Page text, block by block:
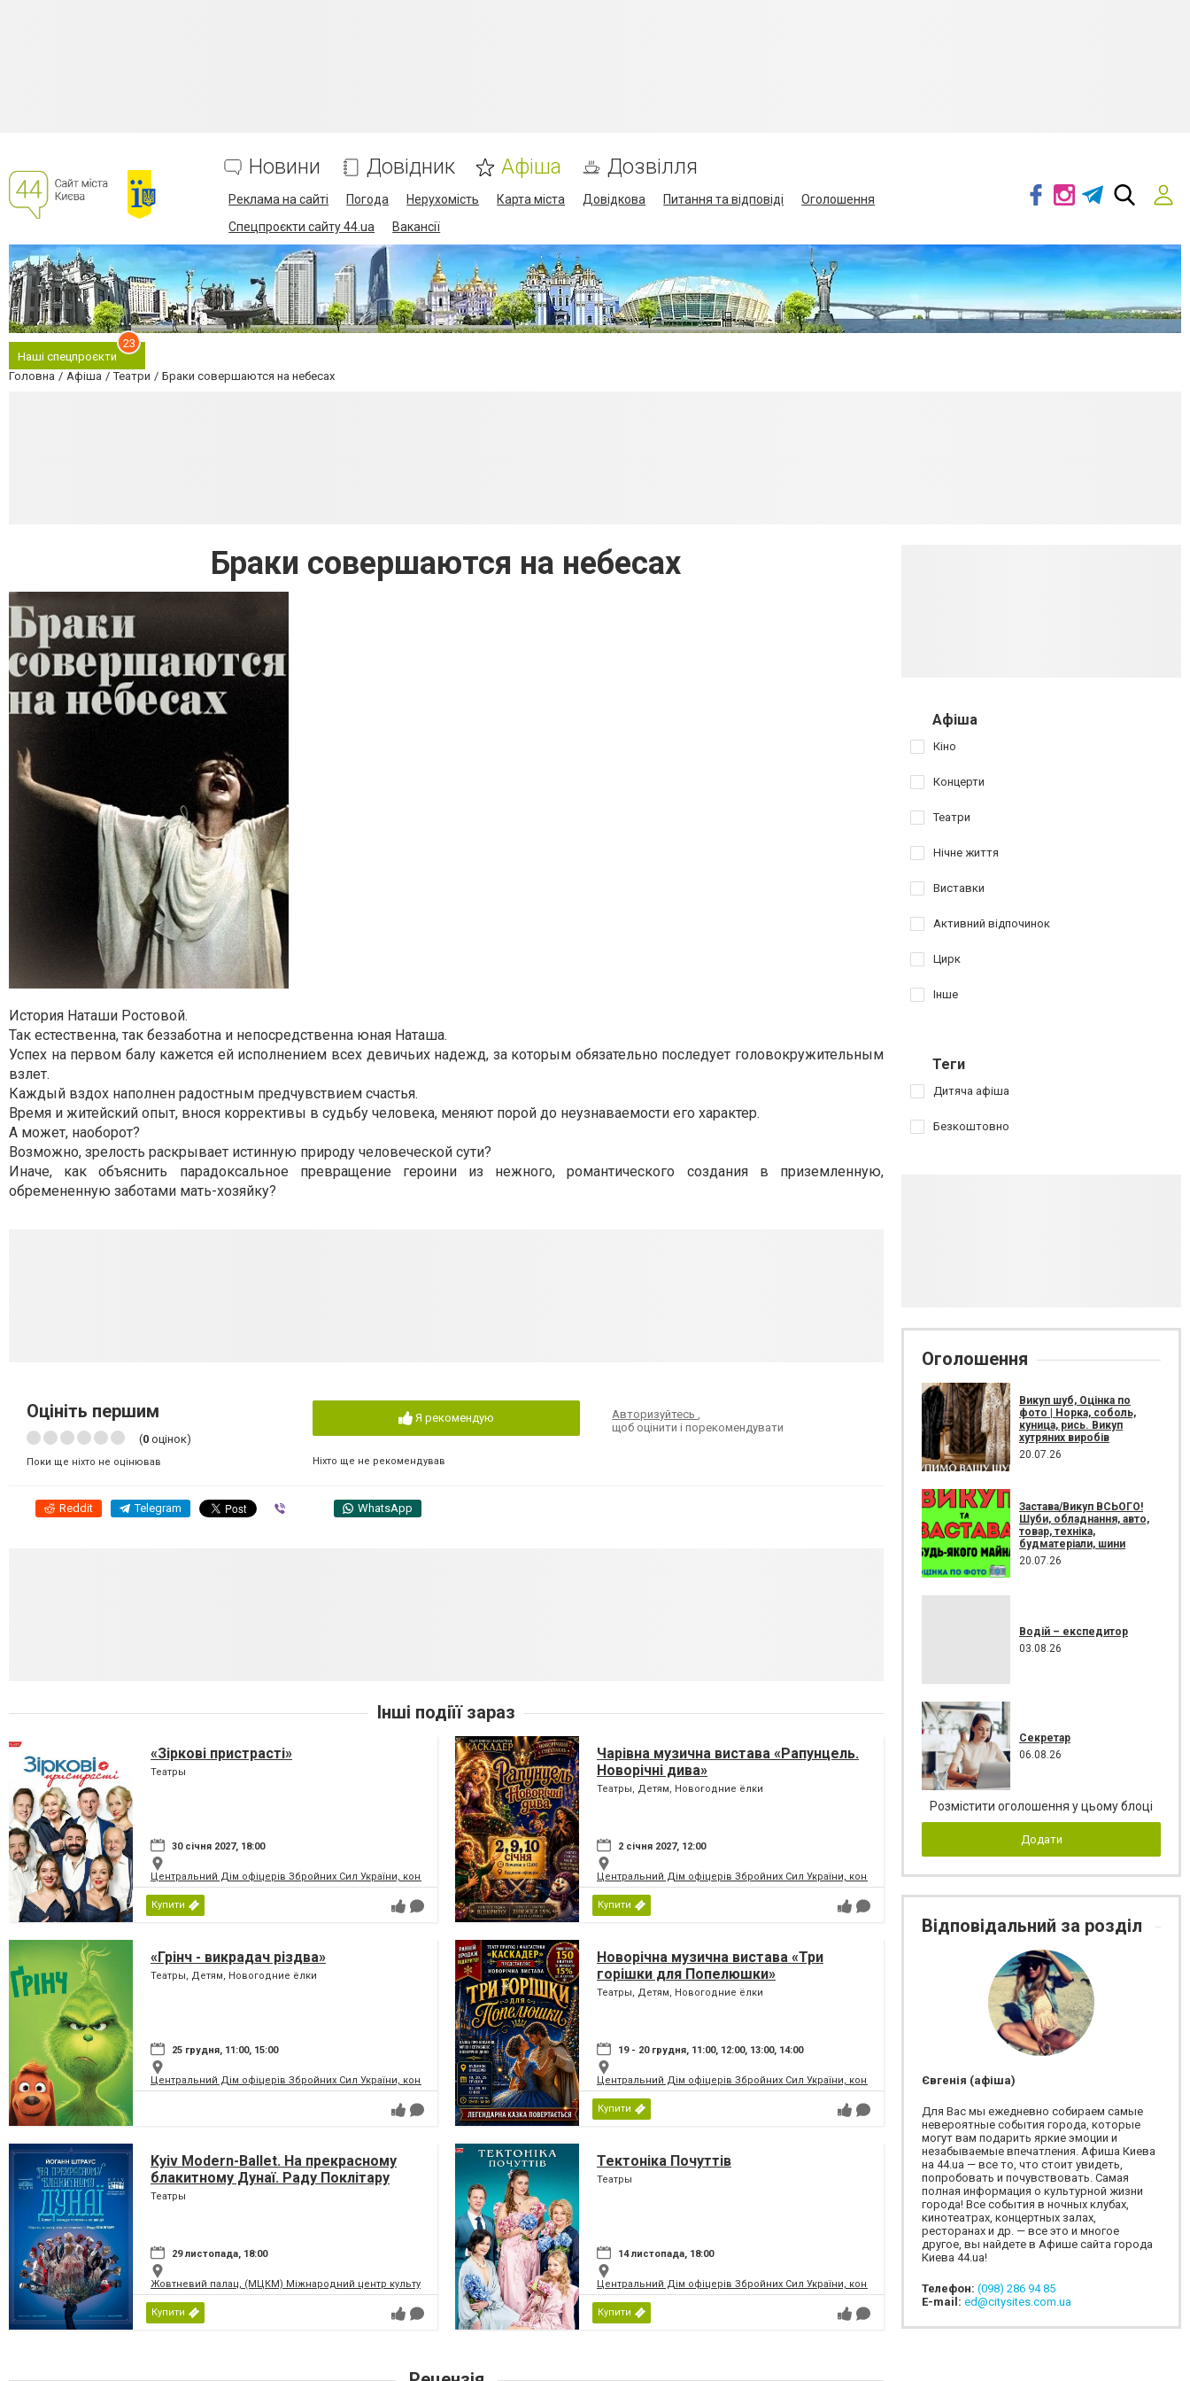
Новини Довідник Афіша Дозвілля
Реклама на сайті Погода Нерухомість Карта міста Довідкова Питання та відповіді
Оголошення
Спецпроєкти сайту 44.ua
Вакансії
Наші спецпроєкти
23
Головна Афіша Театри Браки совершаются на небесах
Браки совершаются на небесах
История Наташи Ростовой.
Так естественна, так беззаботна и непосредственна юная Наташа.
Успех на первом балу кажется ей исполнением всех девичьих надежд, за которым обязательно последует головокружительным
взлет.
Каждый вздох наполнен радостным предчувствием счастья.
Время и житейский опыт, внося коррективы в судьбу человека, меняют порой до неузнаваемости его характер.
А может, наоборот?
Возможно, зрелость раскрывает истинную природу человеческой сути?
Иначе, как объяснить парадоксальное превращение героини из нежного, романтического создания в приземленную,
обремененную заботами мать-хозяйку?
Оцініть першим
(0 оцінок)
Поки ще ніхто не оцінював
Я рекомендую
Ніхто ще не рекомендував
Авторизуйтесь
щоб оцінити і порекомендувати
Reddit Telegram WhatsApp
Інші подіїї зараз
«Зіркові пристрасті»
Театры
30 січня 2027, 18:00
Центральний Дім офіцерів Збройних Сил України, концертний зал
Купити
Чарівна музична вистава «Рапунцель.
Новорічні дива»
Театры, Детям, Новогодние ёлки
2 січня 2027, 12:00
Центральний Дім офіцерів Збройних Сил України, концертний зал
Купити
«Грінч - викрадач різдва»
Театры, Детям, Новогодние ёлки
25 грудня, 11:00, 15:00
Центральний Дім офіцерів Збройних Сил України, концертний зал
Новорічна музична вистава «Три
горішки для Попелюшки»
Театры, Детям, Новогодние ёлки
19 - 20 грудня, 11:00, 12:00, 13:00, 14:00
Центральний Дім офіцерів Збройних Сил України, концертний зал
Купити
Kyiv Modern-Ballet. На прекрасному
блакитному Дунаї. Раду Поклітару
Театры
29 листопада, 18:00
Жовтневий палац, (МЦКМ) Міжнародний центр культури і мистецтв Федерації профспілок України
Купити
Тектоніка Почуттів
Театры
14 листопада, 18:00
Центральний Дім офіцерів Збройних Сил України, концертний зал
Купити
Афіша
Кіно
Концерти
Театри
Нічне життя
Виставки
Активний відпочинок
Цирк
Інше
Теги
Дитяча афіша
Безкоштовно
Оголошення
Викуп шуб, Оцінка по
фото | Норка, соболь,
куница, рись. Викуп
хутряних виробів
20.07.26
Застава/Викуп ВСЬОГО!
Шуби, обладнання, авто,
товар, техніка,
будматеріали, шини
20.07.26
Водій – експедитор
03.08.26
Секретар
06.08.26
Розмістити оголошення у цьому блоці
Додати
Відповідальний за розділ
Євгенія (афіша)
Для Вас мы ежедневно собираем самые
невероятные события города, которые
могут вам подарить яркие эмоции и
незабываемые впечатления. Афиша Киева
на 44.ua — все то, что стоит увидеть,
попробовать и почувствовать. Самая
полная информация о культурной жизни
города! Все события в ночных клубах,
кинотеатрах, концертных залах,
ресторанах и др. — все это и многое
другое, вы найдете в Афише сайта города
Киева 44.ua!
Телефон: (098) 286 94 85
E-mail: ed@citysites.com.ua